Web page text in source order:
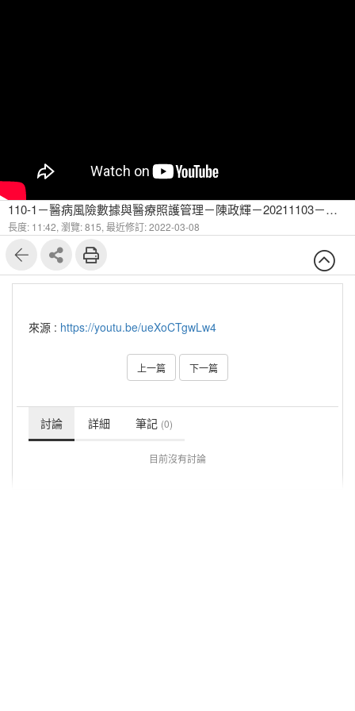
110-1－醫病風險數據與醫療照護管理－陳政輝－20211103－從資料到病程發展的數學模型-3
長度: 11:42, 瀏覽: 815, 最近修訂: 2022-03-08
來源 : https://youtu.be/ueXoCTgwLw4
上一篇 下一篇
討論 詳細 筆記 (0)
目前沒有討論